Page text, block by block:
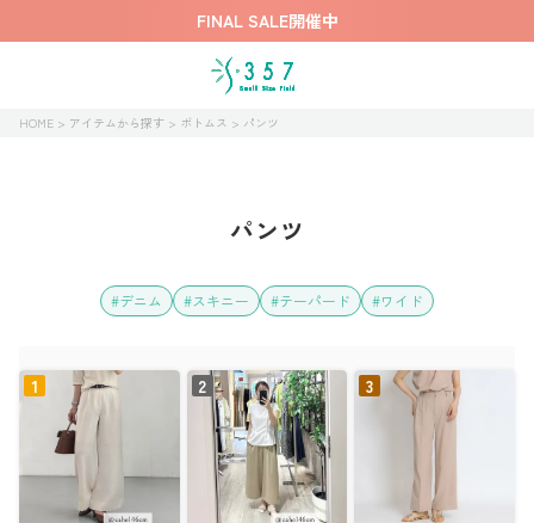
FINAL SALE開催中
HOME アイテムから探す ボトムス パンツ
パンツ
デニム スキニー テーパード ワイド